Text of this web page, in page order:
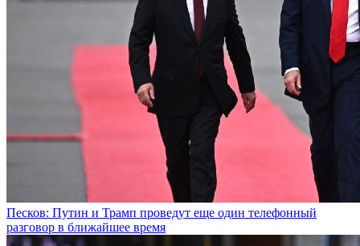
Песков: Путин и Трамп проведут еще один телефонный
разговор в ближайшее время